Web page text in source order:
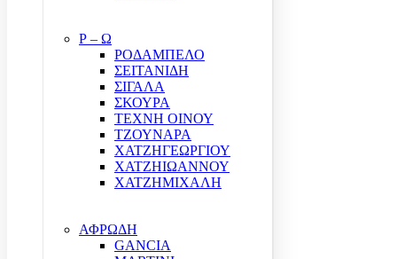
Ρ – Ω
ΡΟΔΑΜΠΕΛΟ
ΣΕΙΤΑΝΙΔΗ
ΣΙΓΑΛΑ
ΣΚΟΥΡΑ
ΤΕΧΝΗ ΟΙΝΟΥ
ΤΖΟΥΝΑΡΑ
ΧΑΤΖΗΓΕΩΡΓΙΟΥ
ΧΑΤΖΗΙΩΑΝΝΟΥ
ΧΑΤΖΗΜΙΧΑΛΗ
ΑΦΡΩΔΗ
GANCIA